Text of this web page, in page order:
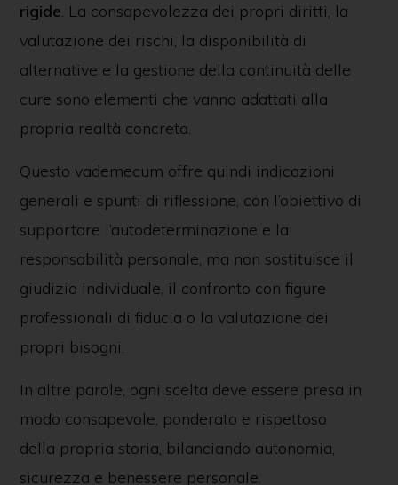
rigide. La consapevolezza dei propri diritti, la
valutazione dei rischi, la disponibilità di
alternative e la gestione della continuità delle
cure sono elementi che vanno adattati alla
propria realtà concreta.
Questo vademecum offre quindi indicazioni
generali e spunti di riflessione, con l’obiettivo di
supportare l’autodeterminazione e la
responsabilità personale, ma non sostituisce il
giudizio individuale, il confronto con figure
professionali di fiducia o la valutazione dei
propri bisogni.
In altre parole, ogni scelta deve essere presa in
modo consapevole, ponderato e rispettoso
della propria storia, bilanciando autonomia,
sicurezza e benessere personale.